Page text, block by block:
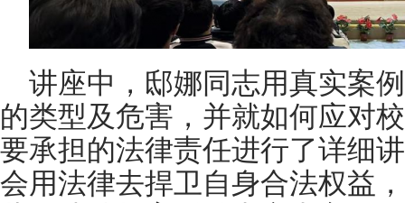
讲座中，邸娜同志用真实案
的类型及危害，并就如何应对
要承担的法律责任进行了详细
会用法律去捍卫自身合法权益